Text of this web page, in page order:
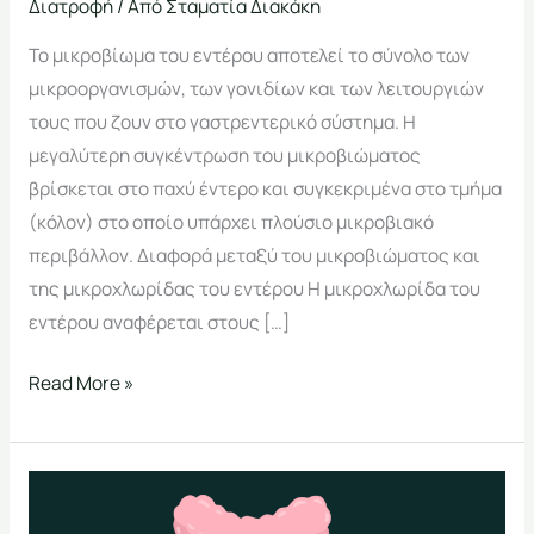
Διατροφή/ ΑπόΣταματία Διακάκη
Το μικροβίωμα του εντέρου αποτελεί το σύνολο των
μικροοργανισμών, των γονιδίων και των λειτουργιών
τους που ζουν στο γαστρεντερικό σύστημα. Η
μεγαλύτερη συγκέντρωση του μικροβιώματος
βρίσκεται στο παχύ έντερο και συγκεκριμένα στο τμήμα
(κόλον) στο οποίο υπάρχει πλούσιο μικροβιακό
περιβάλλον. Διαφορά μεταξύ του μικροβιώματος και
της μικροχλωρίδας του εντέρου Η μικροχλωρίδα του
εντέρου αναφέρεται στους […]
Read More »